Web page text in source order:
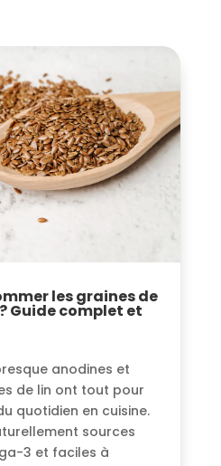
les graines de
Guide complet et
anodines et
de lin ont tout pour
quotidien en cuisine.
sources
3 et faciles à